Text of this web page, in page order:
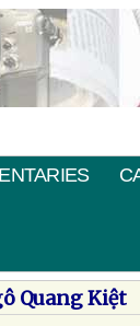
Quang Kiệt